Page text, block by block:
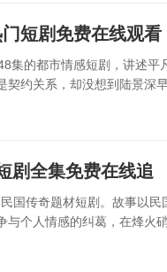
短剧免费在线观看
集的都市情感短剧，讲述
约关系，却没想到陆景深
剧全集免费在线追
国传奇题材短剧。故事以
个人情感的纠葛，在烽火